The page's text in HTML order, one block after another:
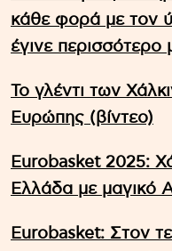
κάθε φορά με τον
έγινε περισσότερο
Το γλέντι των
Ευρώπης (βίντεο)
Eurobasket 2025:
Ελλάδα με μαγικό
Eurobasket: Στον